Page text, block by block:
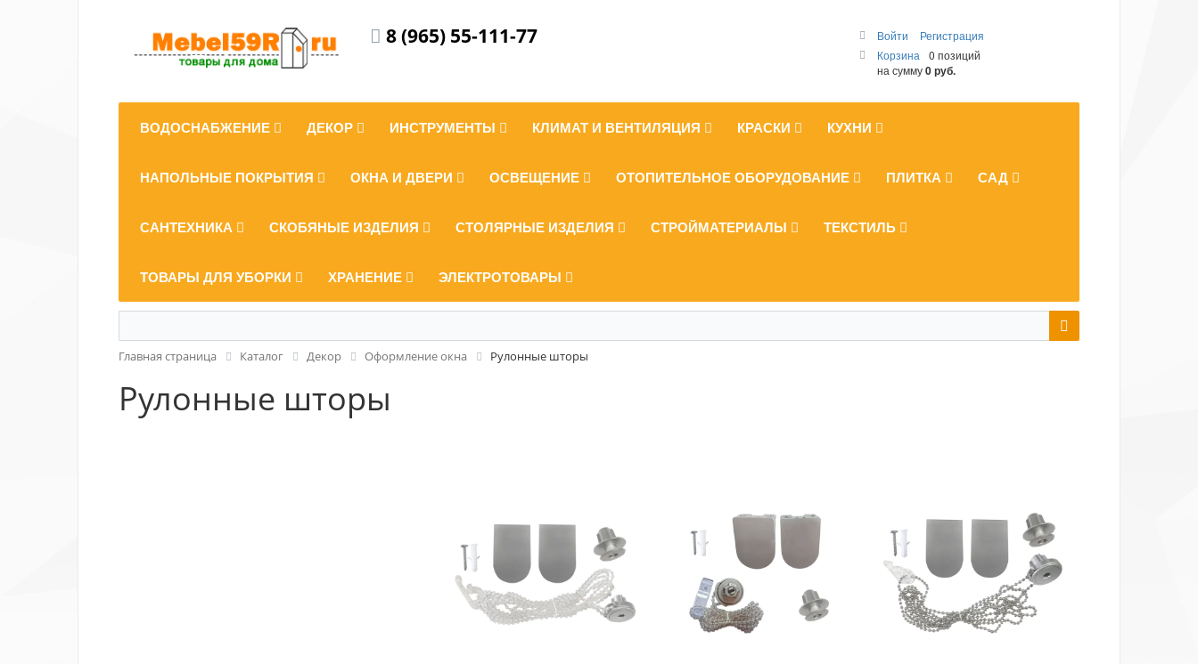
8 (965) 55-111-77 Войти
Регистрация
Корзина
0 позиций
на сумму0 руб.
ВОДОСНАБЖЕНИЕ ДЕКОР ИНСТРУМЕНТЫ КЛИМАТ И ВЕНТИЛЯЦИЯ КРАСКИ КУХНИ
НАПОЛЬНЫЕ ПОКРЫТИЯ ОКНА И ДВЕРИ ОСВЕЩЕНИЕ ОТОПИТЕЛЬНОЕ ОБОРУДОВАНИЕ ПЛИТКА САД
САНТЕХНИКА СКОБЯНЫЕ ИЗДЕЛИЯ СТОЛЯРНЫЕ ИЗДЕЛИЯ СТРОЙМАТЕРИАЛЫ ТЕКСТИЛЬ
ТОВАРЫ ДЛЯ УБОРКИ ХРАНЕНИЕ ЭЛЕКТРОТОВАРЫ
Главная страница Каталог Декор Оформление окна Рулонные шторы
Рулонные шторы